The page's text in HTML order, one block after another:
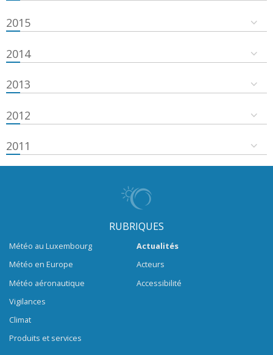
2015
2014
2013
2012
2011
RUBRIQUES
Météo au Luxembourg
Météo en Europe
Météo aéronautique
Vigilances
Climat
Produits et services
Actualités
Acteurs
Accessibilité